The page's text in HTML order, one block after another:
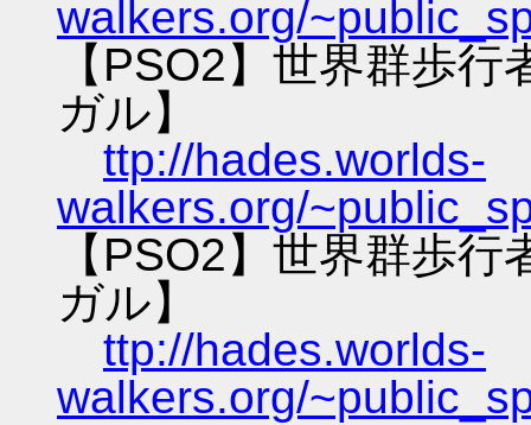
walkers.org/
【PSO2】世界群歩
ガル】
ttp://hades.worlds-
walkers.org/
【PSO2】世界群歩
ガル】
ttp://hades.worlds-
walkers.org/